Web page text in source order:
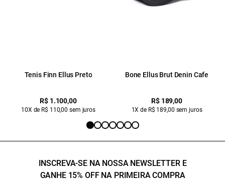
Tenis Finn Ellus Preto
R$ 1.100,00
10X de R$ 110,00 sem juros
Bone Ellus Brut Denin Cafe
R$ 189,00
1X de R$ 189,00 sem juros
INSCREVA-SE NA NOSSA NEWSLETTER E
GANHE 15% OFF NA PRIMEIRA COMPRA